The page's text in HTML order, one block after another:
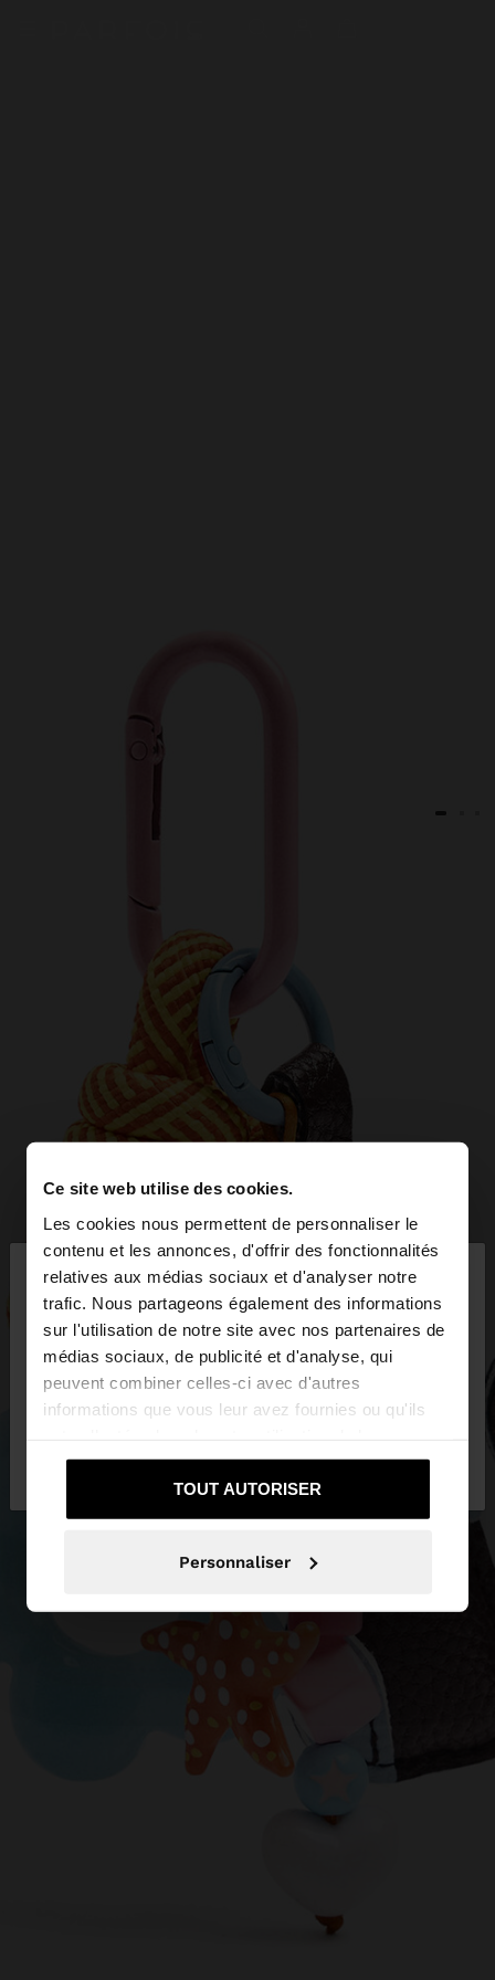
Ce site web utilise des cookies.
Les cookies nous permettent de personnaliser le
contenu et les annonces, d'offrir des fonctionnalités
relatives aux médias sociaux et d'analyser notre
trafic. Nous partageons également des informations
sur l'utilisation de notre site avec nos partenaires de
médias sociaux, de publicité et d'analyse, qui
peuvent combiner celles-ci avec d'autres
informations que vous leur avez fournies ou qu'ils
services.
TOUT AUTORISER
Personnaliser
bonjour ×
Vous accédez au site depuis Suisse. Voulez-vous
parcourir notre site au United States?